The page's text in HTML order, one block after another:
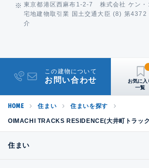
東京都港区西麻布1-2-7 株式会社 ケン
宅地建物取引業 国土交通大臣 (8) 第
介
この建物について
お問い合わせ
HOME 住まい 住まいを探す
OIMACHI TRACKS RESIDENCE(大井町トラッ
住まい